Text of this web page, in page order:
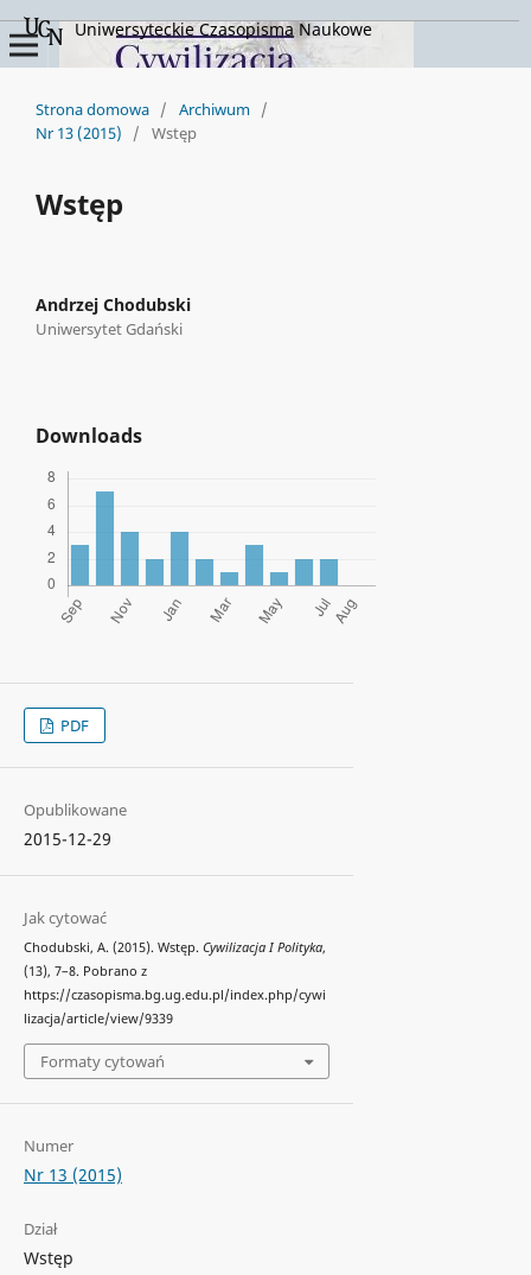
Uniwersyteckie Czasopisma Naukowe
Strona domowa / Archiwum /
Nr 13 (2015)
/ Wstęp
Wstęp
Andrzej Chodubski
Uniwersytet Gdański
Downloads
PDF
Opublikowane
2015-12-29
Jak cytować
Chodubski, A. (2015). Wstęp. Cywilizacja I Polityka,
(13), 7–8. Pobrano z
https://czasopisma.bg.ug.edu.pl/index.php/cywi
lizacja/article/view/9339
Formaty cytowań
Numer
Nr 13 (2015)
Dział
Wstęp